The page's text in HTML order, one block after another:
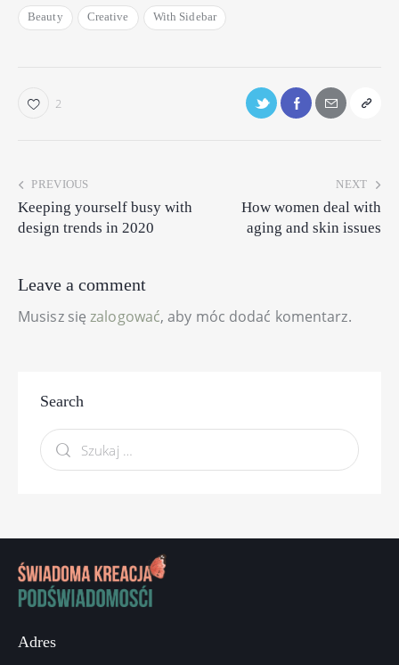
Beauty Creative With Sidebar
2
PREVIOUS
Keeping yourself busy with
design trends in 2020
NEXT
How women deal with
aging and skin issues
Leave a comment
Musisz sięzalogować, aby móc dodać komentarz.
Search
Adres